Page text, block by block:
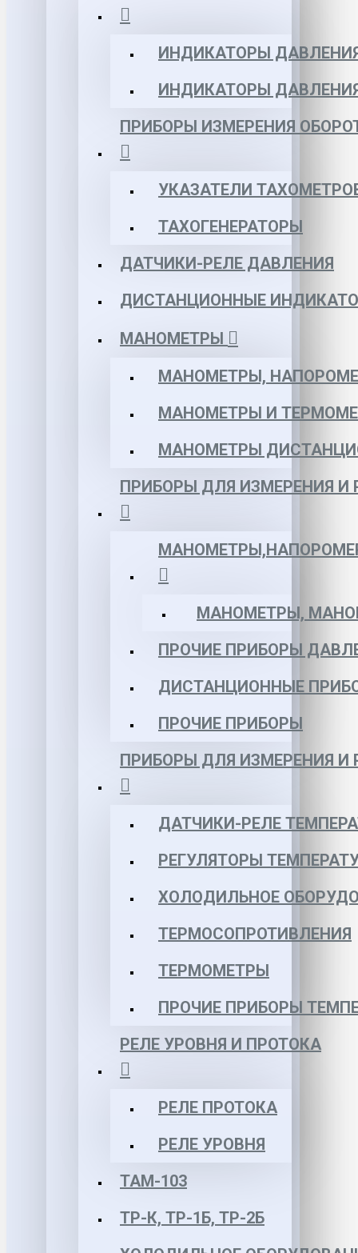
ИНДИКАТОРЫ
ИНДИКАТОРЫ
ПРИБОРЫ ИЗМЕРЕНИЯ
УКАЗАТЕЛИ
ТАХОГЕНЕРАТОРЫ
ДАТЧИКИ-РЕЛЕ ДАВЛЕНИЯ
ДИСТАНЦИОННЫЕ
МАНОМЕТРЫ
МАНОМЕТРЫ,
МАНОМЕТРЫ И
МАНОМЕТРЫ
ПРИБОРЫ ДЛЯ ИЗМЕРЕНИЯ И
МАНОМЕТРЫ,
ПРОЧИЕ ПРИБОРЫ
ДИСТАНЦИОННЫЕ
ПРОЧИЕ ПРИБОРЫ
ПРИБОРЫ ДЛЯ ИЗМЕРЕНИЯ И
ДАТЧИКИ-РЕЛЕ
РЕГУЛЯТОРЫ
ХОЛОДИЛЬНОЕ
ТЕРМОСОПРОТИВЛЕНИЯ
ТЕРМОМЕТРЫ
ПРОЧИЕ ПРИБОРЫ
РЕЛЕ УРОВНЯ И ПРОТОКА
РЕЛЕ ПРОТОКА
РЕЛЕ УРОВНЯ
ТАМ-103
ТР-К, ТР-1Б, ТР-2Б